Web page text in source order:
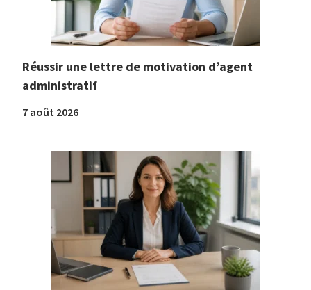
Réussir une lettre de motivation d’agent
administratif
7 août 2026